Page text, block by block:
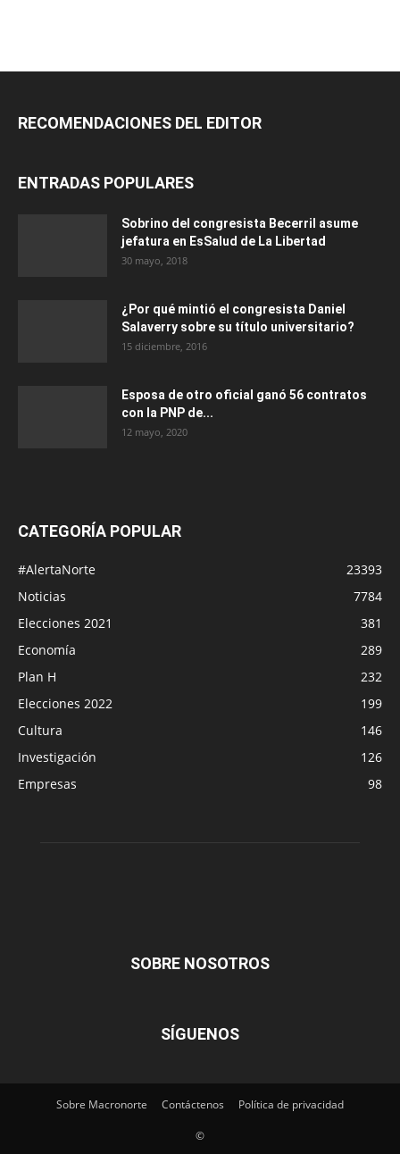
RECOMENDACIONES DEL EDITOR
ENTRADAS POPULARES
Sobrino del congresista Becerril asume
jefatura en EsSalud de La Libertad
30 mayo, 2018
¿Por qué mintió el congresista Daniel
Salaverry sobre su título universitario?
15 diciembre, 2016
Esposa de otro oficial ganó 56 contratos
con la PNP de...
12 mayo, 2020
CATEGORÍA POPULAR
#AlertaNorte
23393
Noticias
7784
Elecciones 2021
381
Economía
289
Plan H
232
Elecciones 2022
199
Cultura
146
Investigación
126
Empresas
98
SOBRE NOSOTROS
SÍGUENOS
Sobre Macronorte Contáctenos Política de privacidad
©